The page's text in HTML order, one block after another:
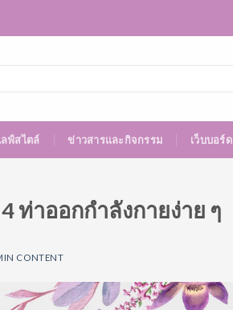
ฟ์สไตล์ ข่าวสารและกิจกรรม เว็บบอร์ด
ท่าออกกำลังกายง่าย ๆ
CONTENT